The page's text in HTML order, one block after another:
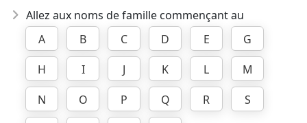
Allez aux noms de famille commençant au
A
B C D E
G
H
I J K L
M
N
O P Q R
S